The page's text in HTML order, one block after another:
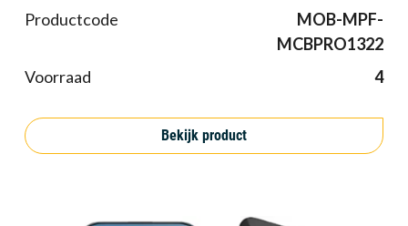
Productcode
MOB-MPF-
MCBPRO1322
Voorraad
4
Bekijk product